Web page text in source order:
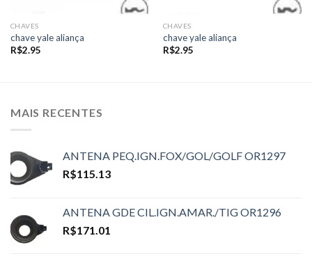
CHAVES
chave yale aliança
R$2.95
CHAVES
chave yale aliança
R$2.95
MAIS RECENTES
ANTENA PEQ.IGN.FOX/GOL/GOLF OR1297
R$115.13
ANTENA GDE CIL.IGN.AMAR./TIG OR1296
R$171.01